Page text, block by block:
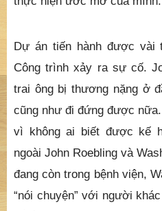
Dự án tiến hành được vài
Công trình xảy ra sự cố.
trai ông bị thương nặng ở
cũng như đi đứng được
vì không ai biết được kế
ngoài John Roebling và
đang còn trong bệnh viện,
“nói chuyện” với người